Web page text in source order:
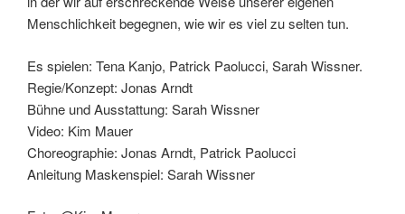
Menschlichkeit begegnen, wie wir es viel zu selten tun.
Es spielen: Tena Kanjo, Patrick Paolucci, Sarah Wissner.
Regie/Konzept: Jonas Arndt
Bühne und Ausstattung: Sarah Wissner
Video: Kim Mauer
Choreographie: Jonas Arndt, Patrick Paolucci
Anleitung Maskenspiel: Sarah Wissner